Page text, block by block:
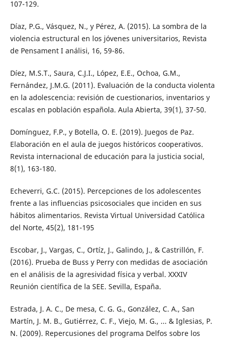
107-129.
Díaz, P.G., Vásquez, N., y Pérez, A. (2015). La sombra de la
violencia estructural en los jóvenes universitarios, Revista
de Pensament I análisi, 16, 59-86.
Díez, M.S.T., Saura, C.J.I., López, E.E., Ochoa, G.M.,
Fernández, J.M.G. (2011). Evaluación de la conducta violenta
en la adolescencia: revisión de cuestionarios, inventarios y
escalas en población española. Aula Abierta, 39(1), 37-50.
Domínguez, F.P., y Botella, O. E. (2019). Juegos de Paz.
Elaboración en el aula de juegos históricos cooperativos.
Revista internacional de educación para la justicia social,
8(1), 163-180.
Echeverri, G.C. (2015). Percepciones de los adolescentes
frente a las influencias psicosociales que inciden en sus
hábitos alimentarios. Revista Virtual Universidad Católica
del Norte, 45(2), 181-195
Escobar, J., Vargas, C., Ortíz, J., Galindo, J., & Castrillón, F.
(2016). Prueba de Buss y Perry con medidas de asociación
en el análisis de la agresividad física y verbal. XXXIV
Reunión científica de la SEE. Sevilla, España.
Estrada, J. A. C., De mesa, C. G. G., González, C. A., San
Martín, J. M. B., Gutiérrez, C. F., Viejo, M. G., ... & Iglesias, P.
N. (2009). Repercusiones del programa Delfos sobre los